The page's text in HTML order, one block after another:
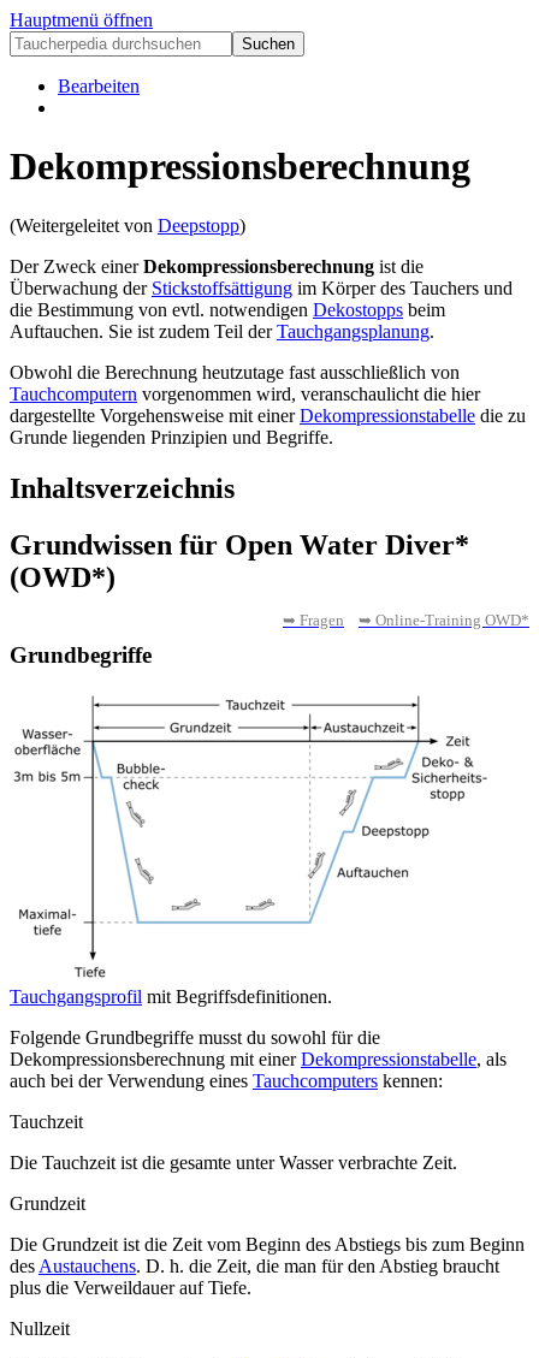
Hauptmenü öffnen
Bearbeiten
Dekompressionsberechnung
(Weitergeleitet von Deepstopp)
Der Zweck einerDekompressionsberechnung ist die
Überwachung der Stickstoffsättigung im Körper des Tauchers und
die Bestimmung von evtl. notwendigen Dekostopps beim
Auftauchen. Sie ist zudem Teil derTauchgangsplanung.
Obwohl die Berechnung heutzutage fast ausschließlich von
Tauchcomputern vorgenommen wird, veranschaulicht die hier
dargestellte Vorgehensweise mit einerDekompressionstabelle die zu
Grunde liegenden Prinzipien und Begriffe.
Inhaltsverzeichnis
Grundwissen für Open Water Diver*
(OWD*)
➥ Fragen ➥ Online-Training OWD*
Grundbegriffe
Tauchgangsprofil mit Begriffsdefinitionen.
Folgende Grundbegriffe musst du sowohl für die
Dekompressionsberechnung mit einerDekompressionstabelle, als
auch bei der Verwendung eines Tauchcomputers kennen:
Tauchzeit
Die Tauchzeit ist die gesamte unter Wasser verbrachte Zeit.
Grundzeit
Die Grundzeit ist die Zeit vom Beginn des Abstiegs bis zum Beginn
des Austauchens. D. h. die Zeit, die man für den Abstieg braucht
plus die Verweildauer auf Tiefe.
Nullzeit